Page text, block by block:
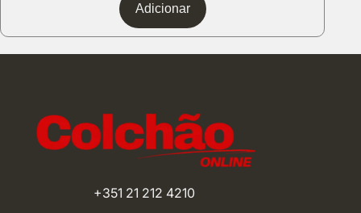
Adicionar
+351 21 212 4210